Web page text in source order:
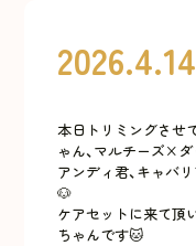
本日トリミングさせ
ゃん、マルチーズ×
アンディ君、キャバ
🐶
ケアセットに来て頂
ちゃんです🐱